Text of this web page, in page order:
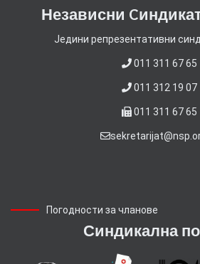
Независни
Jедини репрезентативни
011 311 67 65
011 312 19 07
011 311 67 65
Погодности за чланове
Синдикална